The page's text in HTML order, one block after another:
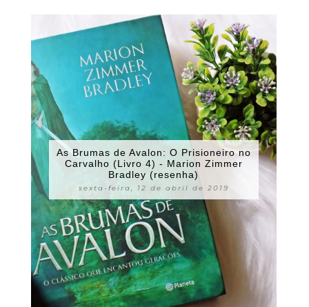
As Brumas de Avalon: O Prisioneiro no
Carvalho (Livro 4) - Marion Zimmer
Bradley (resenha)
sexta-feira, 12 de abril de 2019